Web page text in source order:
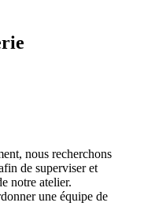
nous recherchons
de superviser et
notre atelier.
une équipe de